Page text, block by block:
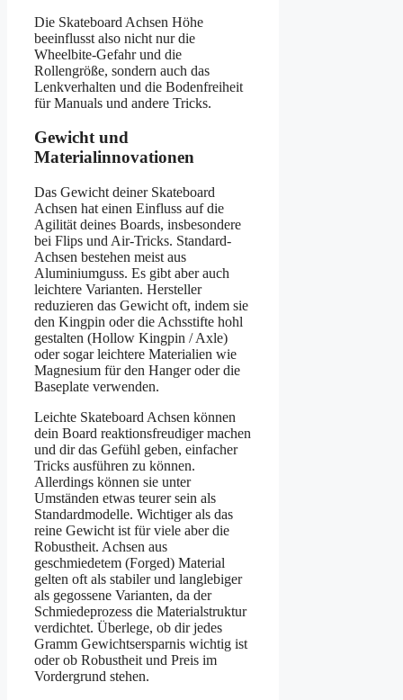
Die Skateboard Achsen Höhe
beeinflusst also nicht nur die
Wheelbite-Gefahr und die
Rollengröße, sondern auch das
Lenkverhalten und die Bodenfreiheit
für Manuals und andere Tricks.
Gewicht und
Materialinnovationen
Das Gewicht deiner Skateboard
Achsen hat einen Einfluss auf die
Agilität deines Boards, insbesondere
bei Flips und Air-Tricks. Standard-
Achsen bestehen meist aus
Aluminiumguss. Es gibt aber auch
leichtere Varianten. Hersteller
reduzieren das Gewicht oft, indem sie
den Kingpin oder die Achsstifte hohl
gestalten (Hollow Kingpin / Axle)
oder sogar leichtere Materialien wie
Magnesium für den Hanger oder die
Baseplate verwenden.
Leichte Skateboard Achsen können
dein Board reaktionsfreudiger machen
und dir das Gefühl geben, einfacher
Tricks ausführen zu können.
Allerdings können sie unter
Umständen etwas teurer sein als
Standardmodelle. Wichtiger als das
reine Gewicht ist für viele aber die
Robustheit. Achsen aus
geschmiedetem (Forged) Material
gelten oft als stabiler und langlebiger
als gegossene Varianten, da der
Schmiedeprozess die Materialstruktur
verdichtet. Überlege, ob dir jedes
Gramm Gewichtsersparnis wichtig ist
oder ob Robustheit und Preis im
Vordergrund stehen.